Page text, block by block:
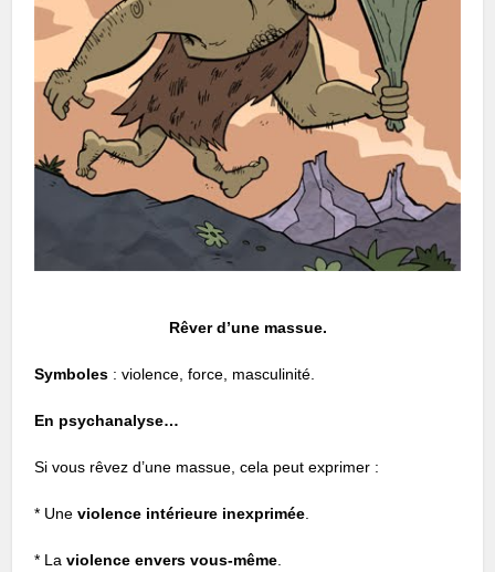
Rêver d’une massue.
Symboles : violence, force, masculinité.
En psychanalyse…
Si vous rêvez d’une massue, cela peut exprimer :
* Une violence intérieure inexprimée.
* Laviolence envers vous-même.